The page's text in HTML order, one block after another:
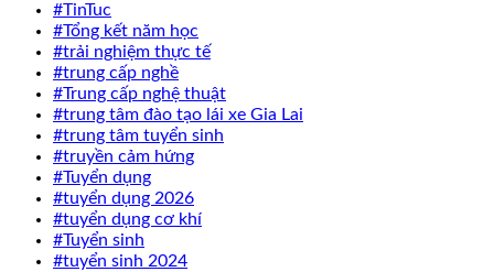
#TinTuc
#Tổng kết năm học
#trải nghiệm thực tế
#trung cấp nghề
#Trung cấp nghệ thuật
#trung tâm đào tạo lái xe Gia Lai
#trung tâm tuyển sinh
#truyền cảm hứng
#Tuyển dụng
#tuyển dụng 2026
#tuyển dụng cơ khí
#Tuyển sinh
#tuyển sinh 2024